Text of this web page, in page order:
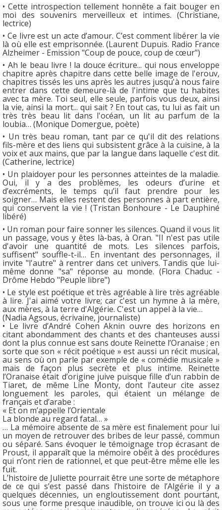
• Cette introspection tellement honnête a fait bouger en
moi des souvenirs merveilleux et intimes. (Christiane,
lectrice)
• Ce livre est un acte d’amour. C’est comment libérer la vie
là où elle est emprisonnée. (Laurent Dupuis. Radio France
Alzheimer - Emission "Coup de pouce, coup de cœur")
• Ah le beau livre ! la douce écriture... qui nous enveloppe
chapitre après chapitre dans cette belle image de l'erouv,
chapitres tissés les uns après les autres jusqu'à nous faire
entrer dans cette demeure-là de l'intime que tu habites
avec ta mère. Toi seul, elle seule, parfois vous deux, ainsi
la vie, ainsi la mort... qui sait ? En tout cas, tu lui as fait un
très très beau lit dans l'océan, un lit au parfum de la
loubia… (Monique Domergue, poète)
• Un très beau roman, tant par ce qu'il dit des relations
fils-mère et des liens qui subsistent grâce à la cuisine, à la
voix et aux mains, que par la langue dans laquelle c'est dit.
(Catherine, lectrice)
• Un plaidoyer pour les personnes atteintes de la maladie.
Oui, il y a des problèmes, les odeurs d’urine et
d’excréments, le temps qu’il faut prendre pour les
soigner… Mais elles restent des personnes à part entière,
qui conservent la vie ! (Tristan Bonhoure - Le Dauphiné
libéré)
• Un roman pour faire sonner les silences. Quand il vous lit
un passage, vous y êtes là-bas, à Oran. "Il n'est pas utile
d'avoir une quantité de mots. Les silences parfois,
suffisent" souffle-t-il… En inventant des personnages, il
invite "l'autre" à rentrer dans cet univers. Tandis que lui-
même donne "sa" réponse au monde. (Flora Chaduc -
Drôme Hebdo "Peuple libre")
• Le style est poétique et très agréable à lire très agréable
à lire. J'ai aimé votre livre; car c'est un hymne à la mère,
aux mères, à la terre d'Algérie. C'est un appel à la vie…
(Nadia Agsous, écrivaine, journaliste)
• Le livre d’André Cohen Aknin ouvre des horizons en
citant abondamment des chants et des chanteuses aussi
dont la plus connue est sans doute Reinette l’Oranaise ; en
sorte que son « récit poétique » est aussi un récit musical,
au sens où on parle par exemple de « comédie musicale »
mais de façon plus secrète et plus intime. Reinette
l’Oranaise était d’origine juive puisque fille d’un rabbin de
Tiaret, de même Line Monty, dont l’auteur cite assez
longuement les paroles, qui étaient un mélange de
français et d’arabe :
« Et on m’appelle l’Orientale
La blonde au regard fatal… »
… La mémoire absente de sa mère est finalement pour lui
un moyen de retrouver des bribes de leur passé, commun
ou séparé. Sans évoquer le témoignage trop écrasant de
Proust, il apparaît que la mémoire obéit à des procédures
qui n’ont rien de rationnel, et que peut-être même elle les
fuit.
L’histoire de Juliette pourrait être une sorte de métaphore
de ce qui s’est passé dans l’histoire de l’Algérie il y a
quelques décennies, un engloutissement dont pourtant,
sous une forme presque inaudible, on trouve ici ou là des